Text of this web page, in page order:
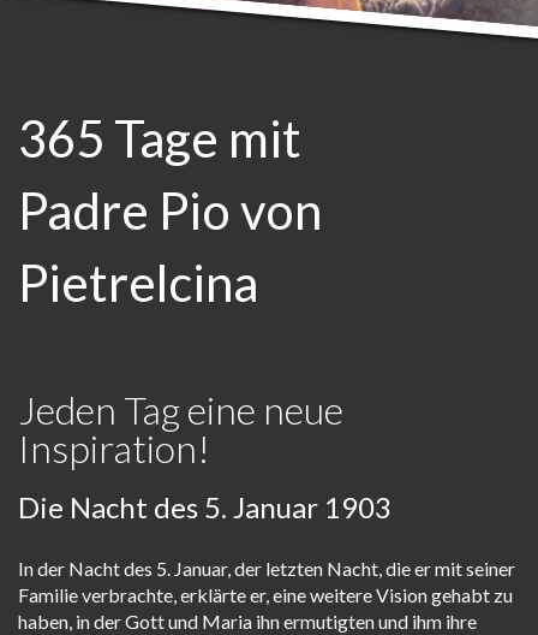
365 Tage mit
Padre Pio von
Pietrelcina
Jeden Tag eine neue
Inspiration!
Die Nacht des 5. Januar 1903
In der Nacht des 5. Januar, der letzten Nacht, die er mit seiner
Familie verbrachte, erklärte er, eine weitere Vision gehabt zu
haben, in der Gott und Maria ihn ermutigten und ihm ihre